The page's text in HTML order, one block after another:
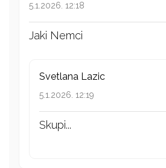
5.1.2026. 12:18
Jaki Nemci
Svetlana Lazic
5.1.2026. 12:19
Skupi...